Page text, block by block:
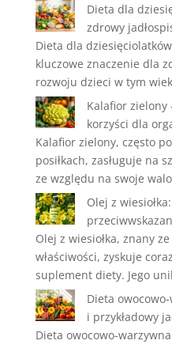
Dieta dla
zdrowy
Dieta dla
kluczowe znaczenie dla
rozwoju dzieci w tym
Kalafior zielony
korzyści dla
Kalafior zielony, często
posiłkach, zasługuje na
ze względu na swoje
Olej z
Olej z wiesiołka, znany
właściwości, zyskuje
suplement diety. Jego
Dieta
i przykładowy
Dieta owocowo-